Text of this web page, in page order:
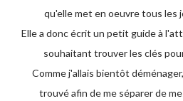
qu'elle met en oeuvre tous les
Elle a donc écrit un petit guide à
souhaitant trouver les clés
Comme j'allais bientôt
trouvé afin de me séparer de